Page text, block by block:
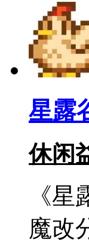
星露
休闲
《
魔改